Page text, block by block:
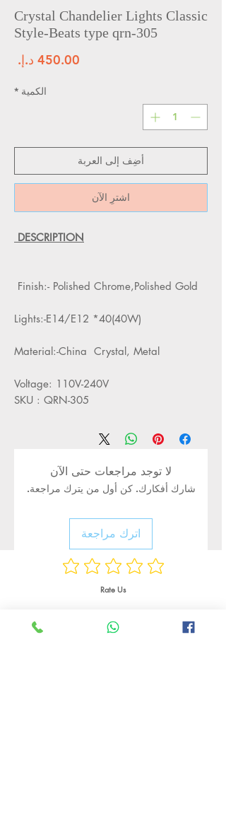
Crystal Chandelier Lights Classic
Style-Beats type qrn-305
الكمية *
أضِف إلى العربة
اشترِ الآن
DESCRIPTION
Finish:- Polished Chrome,Polished Gold
Lights:-E14/E12 *40(40W)
Material:-China Crystal, Metal
Voltage: 110V-240V
SKU : QRN-305
لا توجد مراجعات حتى الآن
شارك أفكارك. كن أول من يترك مراجعة.
اترك مراجعة
Rate Us
منتجات ذات صلة